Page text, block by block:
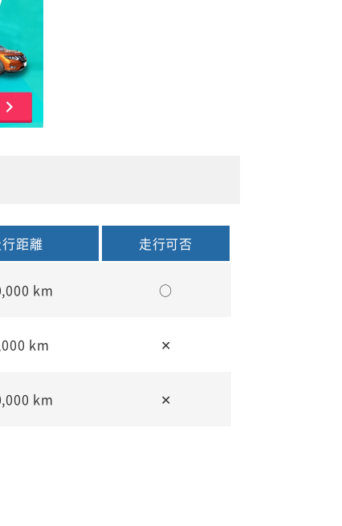
距離
走行可否
km ○
km ✕
km ✕